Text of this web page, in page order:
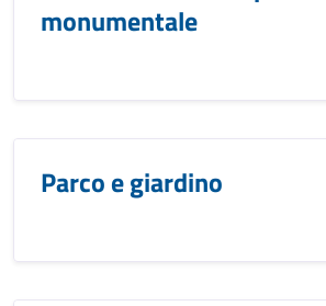
monumentale
Parco e giardino